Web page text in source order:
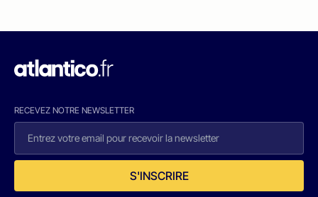
RECEVEZ NOTRE NEWSLETTER
S'INSCRIRE